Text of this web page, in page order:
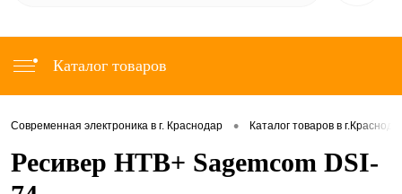
Каталог товаров
Современная электроника в г. Краснодар • Каталог товаров в
Ресивер НТВ+ Sagemсоm DSI-